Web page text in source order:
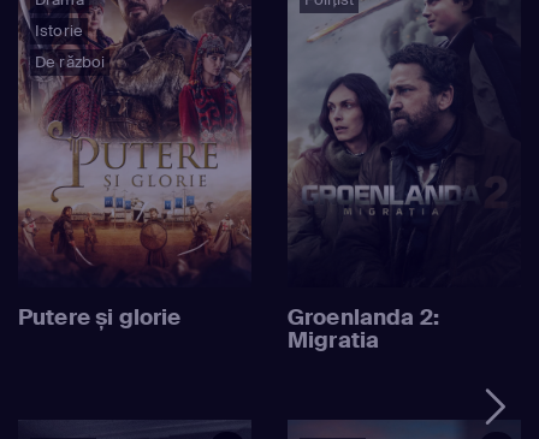
Istorie
De război
Putere și glorie Groenlanda 2:
Migratia